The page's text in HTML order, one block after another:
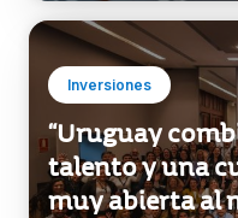
Inversiones
“Uruguay
talento y una
muy abierta al